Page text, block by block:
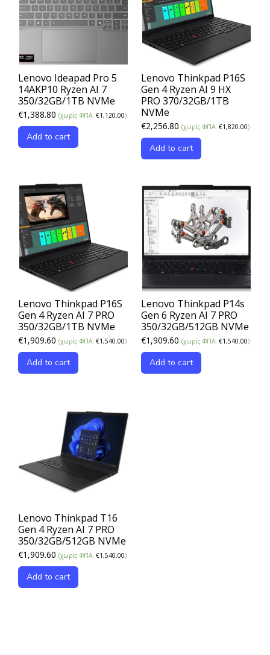
Lenovo Ideapad Pro 5
14AKP10 Ryzen AI 7
350/32GB/1TB NVMe
€1,388.80 (χωρίς ΦΠΑ: €1,120.00)
Add to cart
Lenovo Thinkpad P16S
Gen 4 Ryzen AI 9 HX
PRO 370/32GB/1TB
NVMe
€2,256.80 (χωρίς ΦΠΑ: €1,820.00)
Add to cart
Lenovo Thinkpad P16S
Gen 4 Ryzen AI 7 PRO
350/32GB/1TB NVMe
€1,909.60 (χωρίς ΦΠΑ: €1,540.00)
Add to cart
Lenovo Thinkpad P14s
Gen 6 Ryzen AI 7 PRO
350/32GB/512GB NVMe
€1,909.60 (χωρίς ΦΠΑ: €1,540.00)
Add to cart
Lenovo Thinkpad T16
Gen 4 Ryzen AI 7 PRO
350/32GB/512GB NVMe
€1,909.60 (χωρίς ΦΠΑ: €1,540.00)
Add to cart